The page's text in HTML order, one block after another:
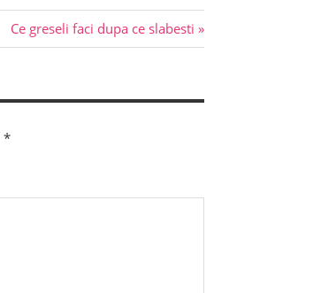
Next
Post:
Ce greseli faci dupa ce slabesti
*